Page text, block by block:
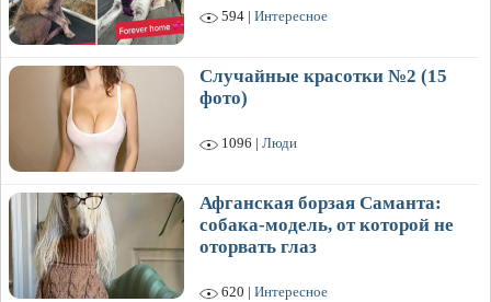
594 | Интересное
Случайные красотки №2 (15
фото)
1096 | Люди
Афганская борзая Саманта:
собака-модель, от которой не
оторвать глаз
620 | Интересное